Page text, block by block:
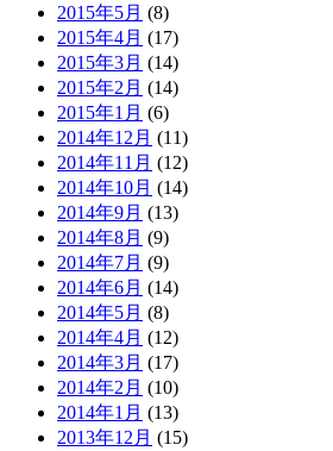
2015年5月 (8)
2015年4月 (17)
2015年3月 (14)
2015年2月 (14)
2015年1月 (6)
2014年12月 (11)
2014年11月 (12)
2014年10月 (14)
2014年9月 (13)
2014年8月 (9)
2014年7月 (9)
2014年6月 (14)
2014年5月 (8)
2014年4月 (12)
2014年3月 (17)
2014年2月 (10)
2014年1月 (13)
2013年12月 (15)